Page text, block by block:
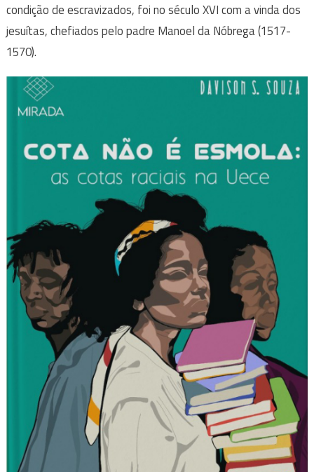
condição de escravizados, foi no século XVI com a vinda dos
jesuítas, chefiados pelo padre Manoel da Nóbrega (1517-
1570).